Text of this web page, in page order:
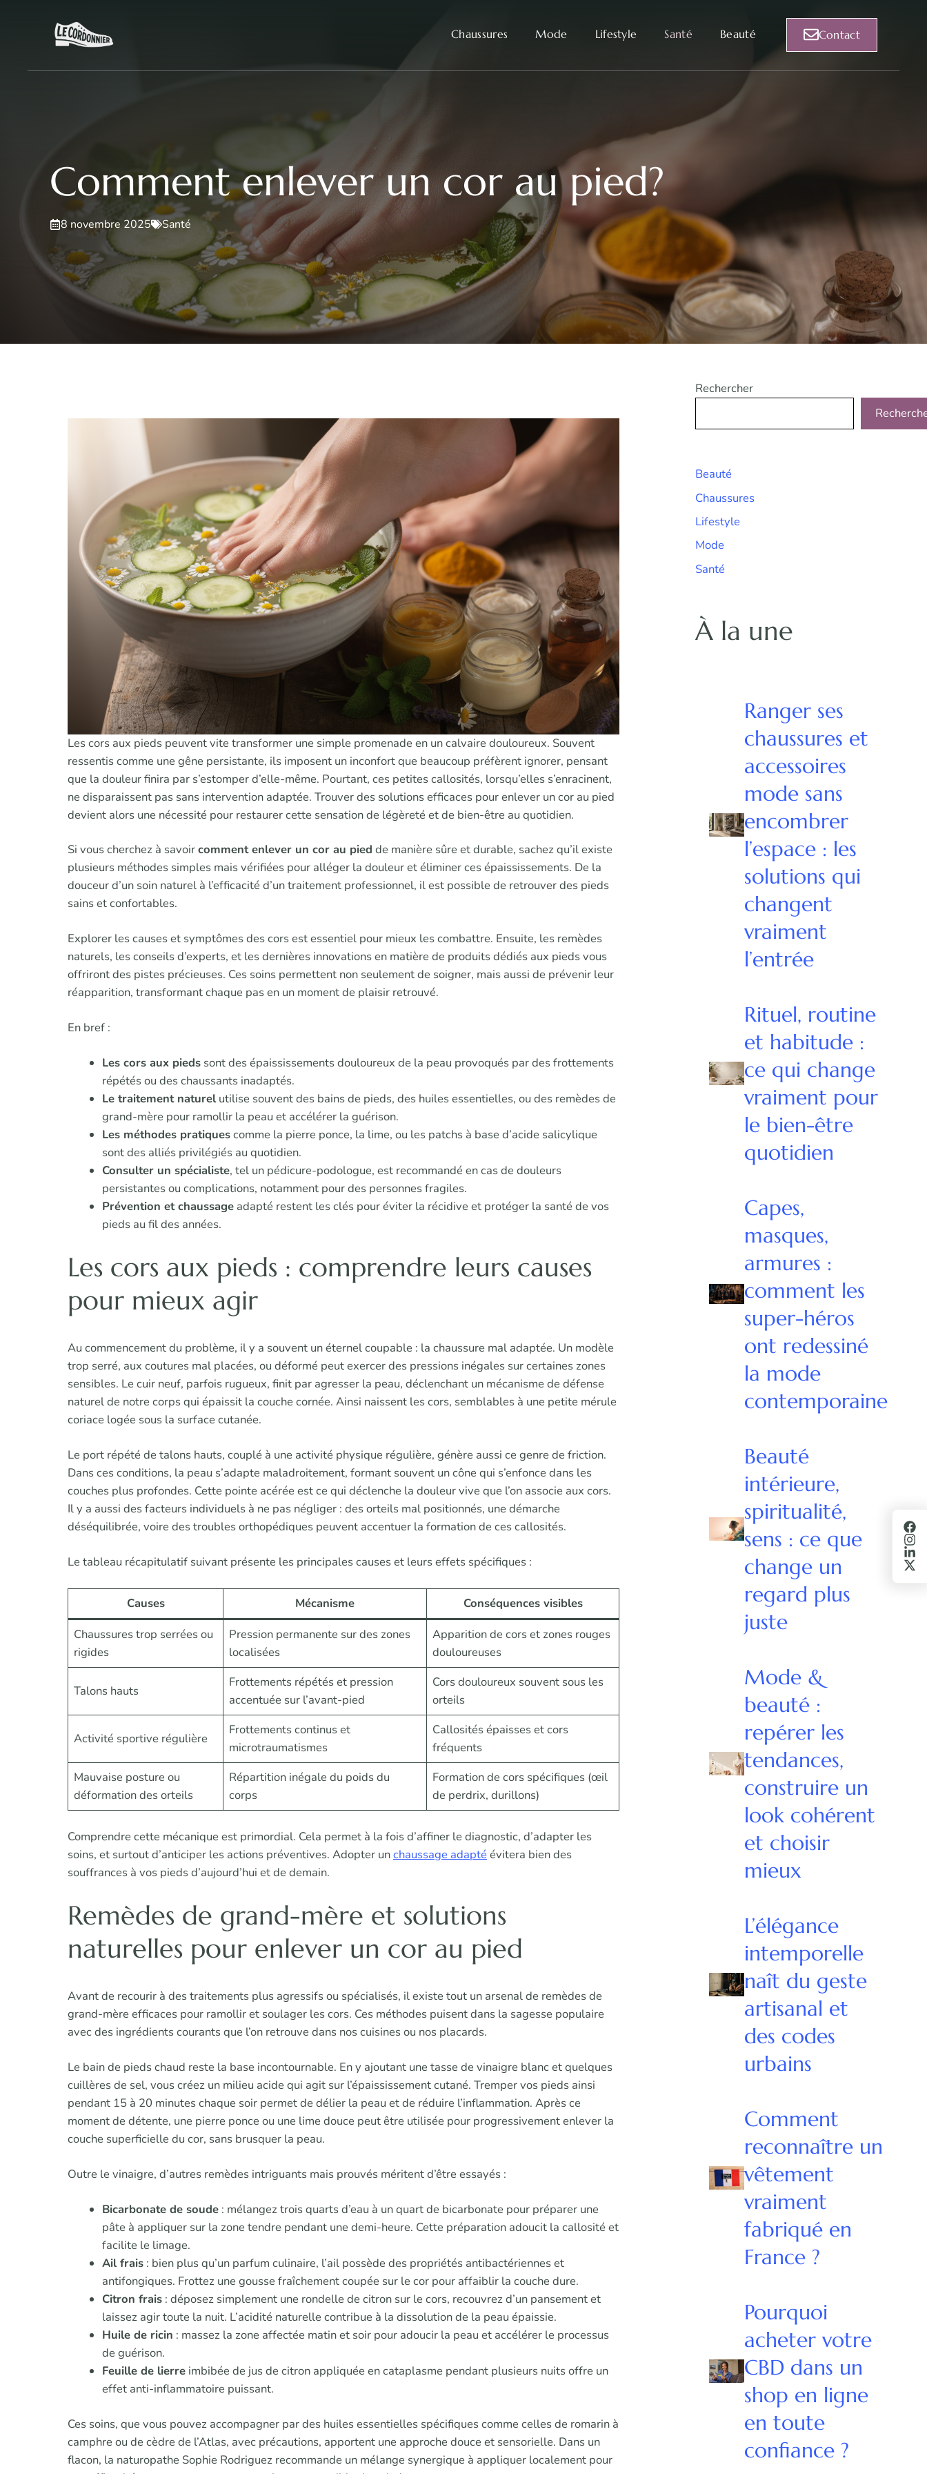
Chaussures Mode Lifestyle Santé Beauté Contact
Comment enlever un cor au pied?
8 novembre 2025 Santé
Les cors aux pieds peuvent vite transformer une simple promenade en un calvaire douloureux. Souvent
ressentis comme une gêne persistante, ils imposent un inconfort que beaucoup préfèrent ignorer, pensant
que la douleur finira par s’estomper d’elle-même. Pourtant, ces petites callosités, lorsqu’elles s’enracinent,
ne disparaissent pas sans intervention adaptée. Trouver des solutions efficaces pour enlever un cor au pied
devient alors une nécessité pour restaurer cette sensation de légèreté et de bien-être au quotidien.
Si vous cherchez à savoircomment enlever un cor au pied de manière sûre et durable, sachez qu’il existe
plusieurs méthodes simples mais vérifiées pour alléger la douleur et éliminer ces épaississements. De la
douceur d’un soin naturel à l’efficacité d’un traitement professionnel, il est possible de retrouver des pieds
sains et confortables.
Explorer les causes et symptômes des cors est essentiel pour mieux les combattre. Ensuite, les remèdes
naturels, les conseils d’experts, et les dernières innovations en matière de produits dédiés aux pieds vous
offriront des pistes précieuses. Ces soins permettent non seulement de soigner, mais aussi de prévenir leur
réapparition, transformant chaque pas en un moment de plaisir retrouvé.
En bref :
Les cors aux piedssont des épaississements douloureux de la peau provoqués par des frottements
répétés ou des chaussants inadaptés.
Le traitement naturelutilise souvent des bains de pieds, des huiles essentielles, ou des remèdes de
grand-mère pour ramollir la peau et accélérer la guérison.
Les méthodes pratiquescomme la pierre ponce, la lime, ou les patchs à base d’acide salicylique
sont des alliés privilégiés au quotidien.
Consulter un spécialiste, tel un pédicure-podologue, est recommandé en cas de douleurs
persistantes ou complications, notamment pour des personnes fragiles.
Prévention et chaussageadapté restent les clés pour éviter la récidive et protéger la santé de vos
pieds au fil des années.
Les cors aux pieds : comprendre leurs causes
pour mieux agir
Au commencement du problème, il y a souvent un éternel coupable : la chaussure mal adaptée. Un modèle
trop serré, aux coutures mal placées, ou déformé peut exercer des pressions inégales sur certaines zones
sensibles. Le cuir neuf, parfois rugueux, finit par agresser la peau, déclenchant un mécanisme de défense
naturel de notre corps qui épaissit la couche cornée. Ainsi naissent les cors, semblables à une petite mérule
coriace logée sous la surface cutanée.
Le port répété de talons hauts, couplé à une activité physique régulière, génère aussi ce genre de friction.
Dans ces conditions, la peau s’adapte maladroitement, formant souvent un cône qui s’enfonce dans les
couches plus profondes. Cette pointe acérée est ce qui déclenche la douleur vive que l’on associe aux cors.
Il y a aussi des facteurs individuels à ne pas négliger : des orteils mal positionnés, une démarche
déséquilibrée, voire des troubles orthopédiques peuvent accentuer la formation de ces callosités.
Le tableau récapitulatif suivant présente les principales causes et leurs effets spécifiques :
Causes Mécanisme
Conséquences visibles
Chaussures trop serrées ou
rigides
Pression permanente sur des zones
localisées
Apparition de cors et zones rouges
douloureuses
Talons hauts
Frottements répétés et pression
accentuée sur l’avant-pied
Cors douloureux souvent sous les
orteils
Activité sportive régulière
Frottements continus et
microtraumatismes
Callosités épaisses et cors
fréquents
Mauvaise posture ou
déformation des orteils
Répartition inégale du poids du
corps
Formation de cors spécifiques (œil
de perdrix, durillons)
Comprendre cette mécanique est primordial. Cela permet à la fois d’affiner le diagnostic, d’adapter les
soins, et surtout d’anticiper les actions préventives. Adopter unchaussage adapté évitera bien des
souffrances à vos pieds d’aujourd’hui et de demain.
Remèdes de grand-mère et solutions
naturelles pour enlever un cor au pied
Avant de recourir à des traitements plus agressifs ou spécialisés, il existe tout un arsenal de remèdes de
grand-mère efficaces pour ramollir et soulager les cors. Ces méthodes puisent dans la sagesse populaire
avec des ingrédients courants que l’on retrouve dans nos cuisines ou nos placards.
Le bain de pieds chaud reste la base incontournable. En y ajoutant une tasse de vinaigre blanc et quelques
cuillères de sel, vous créez un milieu acide qui agit sur l’épaississement cutané. Tremper vos pieds ainsi
pendant 15 à 20 minutes chaque soir permet de délier la peau et de réduire l’inflammation. Après ce
moment de détente, une pierre ponce ou une lime douce peut être utilisée pour progressivement enlever la
couche superficielle du cor, sans brusquer la peau.
Outre le vinaigre, d’autres remèdes intriguants mais prouvés méritent d’être essayés :
Bicarbonate de soude: mélangez trois quarts d’eau à un quart de bicarbonate pour préparer une
pâte à appliquer sur la zone tendre pendant une demi-heure. Cette préparation adoucit la callosité et
facilite le limage.
Ail frais: bien plus qu’un parfum culinaire, l’ail possède des propriétés antibactériennes et
antifongiques. Frottez une gousse fraîchement coupée sur le cor pour affaiblir la couche dure.
Citron frais: déposez simplement une rondelle de citron sur le cors, recouvrez d’un pansement et
laissez agir toute la nuit. L’acidité naturelle contribue à la dissolution de la peau épaissie.
Huile de ricin : massez la zone affectée matin et soir pour adoucir la peau et accélérer le processus
de guérison.
Feuille de lierreimbibée de jus de citron appliquée en cataplasme pendant plusieurs nuits offre un
effet anti-inflammatoire puissant.
Ces soins, que vous pouvez accompagner par des huiles essentielles spécifiques comme celles de romarin à
camphre ou de cèdre de l’Atlas, avec précautions, apportent une approche douce et sensorielle. Dans un
flacon, la naturopathe Sophie Rodriguez recommande un mélange synergique à appliquer localement pour
Rechercher
Beauté
Chaussures
Lifestyle
Mode
Santé
À la une
Ranger ses
chaussures et
accessoires
mode sans
encombrer
l’espace : les
solutions qui
changent
vraiment
l’entrée
Rituel, routine
et habitude :
ce qui change
vraiment pour
le bien-être
quotidien
Capes,
masques,
armures :
comment les
super-héros
ont redessiné
la mode
contemporaine
Beauté
intérieure,
spiritualité,
sens : ce que
change un
regard plus
juste
Mode &
beauté :
repérer les
tendances,
construire un
look cohérent
et choisir
mieux
L’élégance
intemporelle
naît du geste
artisanal et
des codes
urbains
Comment
reconnaître un
vêtement
vraiment
fabriqué en
France ?
Pourquoi
acheter votre
CBD dans un
shop en ligne
en toute
confiance ?